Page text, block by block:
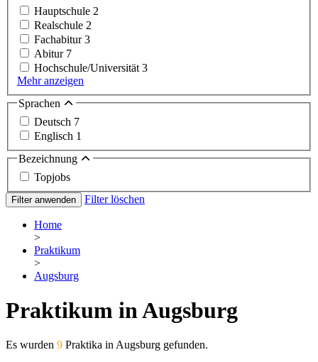
Hauptschule 2
Realschule 2
Fachabitur3
Abitur 7
Hochschule/Universität3
Mehr anzeigen
Sprachen
Deutsch 7
Englisch 1
Bezeichnung
Topjobs
Filter anwenden Filter löschen
Home
>
Praktikum
>
Augsburg
Praktikum in Augsburg
Es wurden 9 Praktika in Augsburg gefunden.